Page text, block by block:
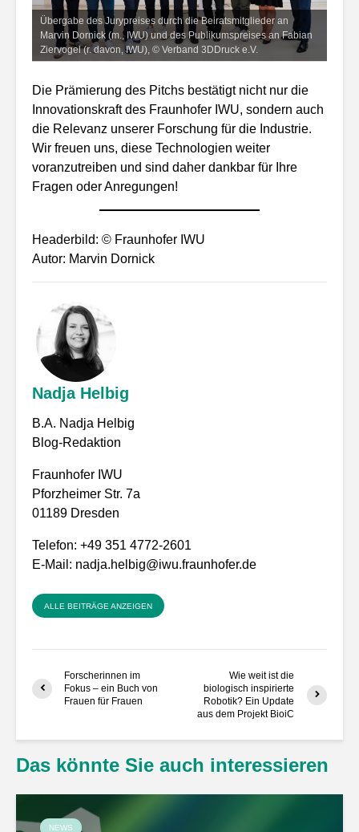
Übergabe des Jurypreises durch die Beiratsmitglieder an
Marvin Dornick (m., IWU) und des Publikumspreises an Fabian
Ziervogel (r. davon, IWU), © Verband 3DDruck e.V.
Die Prämierung des Pitchs bestätigt nicht nur die
Innovationskraft des Fraunhofer IWU, sondern auch
die Relevanz unserer Forschung für die Industrie.
Wir freuen uns, diese Technologien weiter
voranzutreiben und sind daher dankbar für Ihre
Fragen oder Anregungen!
Headerbild: © Fraunhofer IWU
Autor: Marvin Dornick
Nadja Helbig
B.A. Nadja Helbig
Blog-Redaktion
Fraunhofer IWU
Pforzheimer Str. 7a
01189 Dresden
Telefon: +49 351 4772-2601
E-Mail: nadja.helbig@iwu.fraunhofer.de
ALLE BEITRÄGE ANZEIGEN
Forscherinnen im
Fokus – ein Buch von
Frauen für Frauen
Wie weit ist die
biologisch inspirierte
Robotik? Ein Update
aus dem Projekt BioiC
Das könnte Sie auch interessieren
NEWS